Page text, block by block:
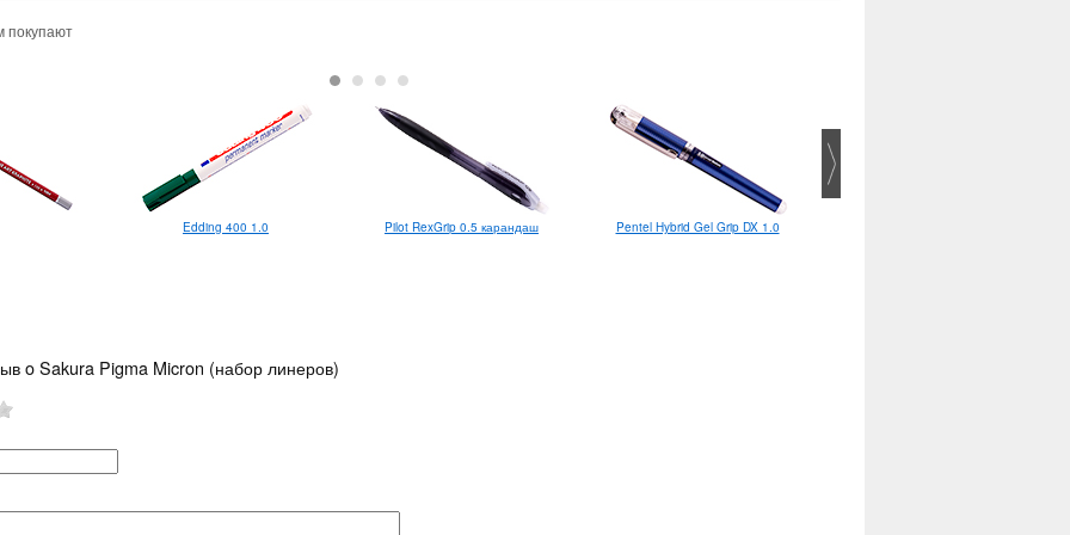
покупают
Edding 400 1.0 Pilot RexGrip 0.5 карандаш Pentel Hybrid Gel Grip DX 1.0
o Sakura Pigma Micron (набор линеров)